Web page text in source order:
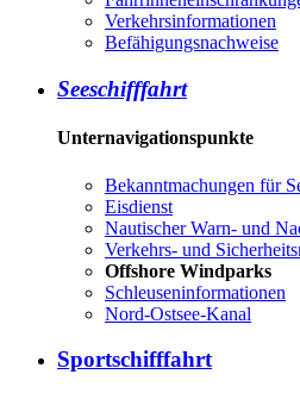
Verkehrsinformationen
Befähigungsnachweise
Seeschifffahrt
Unternavigationspunkte
Bekanntmachungen für
Eisdienst
Nautischer Warn- und
Verkehrs- und
Offshore Windparks
Schleuseninformationen
Nord-Ostsee-Kanal
Sportschifffahrt